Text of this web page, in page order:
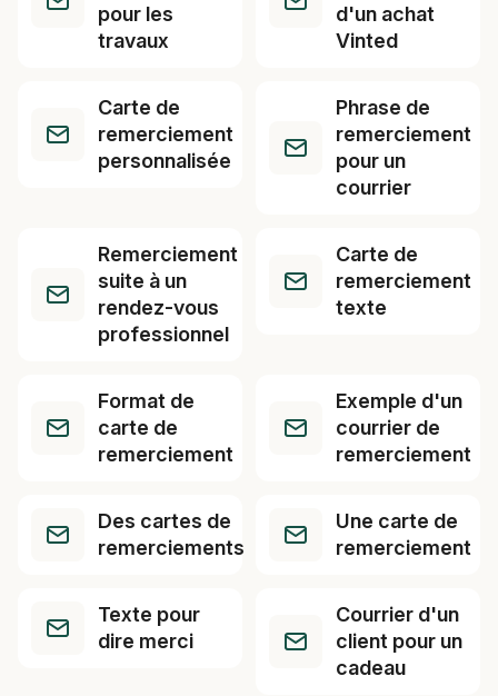
pour les
travaux
d'un achat
Vinted
Carte de
remerciement
personnalisée
Phrase de
remerciement
pour un
courrier
Remerciement
suite à un
rendez-vous
professionnel
Carte de
remerciement
texte
Format de
carte de
remerciement
Exemple d'un
courrier de
remerciement
Des cartes de
remerciements
Une carte de
remerciement
Texte pour
dire merci
Courrier d'un
client pour un
cadeau